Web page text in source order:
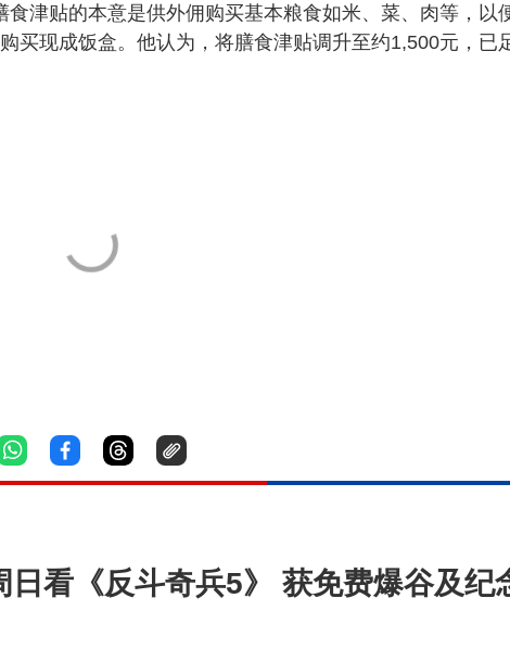
津贴的本意是供外佣购买基本粮食如米、菜、肉等，以
买现成饭盒。他认为，将膳食津贴调升至约1,500元，已
看《反斗奇兵5》 获免费爆谷及纪